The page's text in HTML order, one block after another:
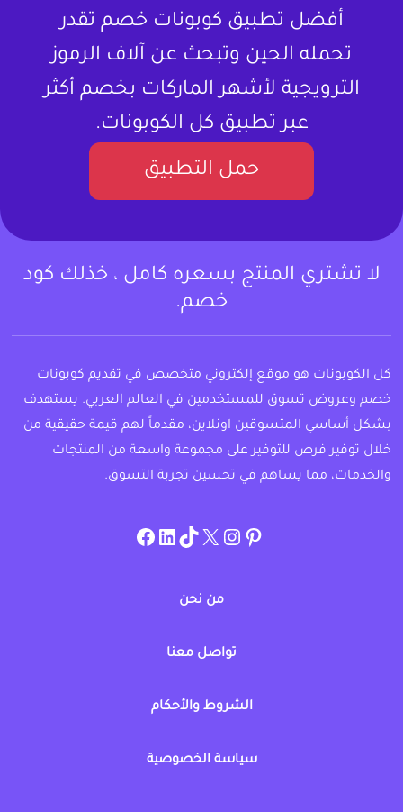
أفضل تطبيق كوبونات خصم تقدر
تحمله الحين وتبحث عن آلاف الرموز
الترويجية لأشهر الماركات بخصم أكثر
عبر تطبيق كل الكوبونات.
حمل التطبيق
لا تشتري المنتج بسعره كامل ، خذلك كود
خصم.
كل الكوبونات هو موقع إلكتروني متخصص في تقديم كوبونات
خصم وعروض تسوق للمستخدمين في العالم العربي. يستهدف
بشكل أساسي المتسوقين اونلاين، مقدماً لهم قيمة حقيقية من
خلال توفير فرص للتوفير على مجموعة واسعة من المنتجات
والخدمات، مما يساهم في تحسين تجربة التسوق.
pinterest
allcouponat
twitter
TikTok
linkedin
facebook
من نحن
تواصل معنا
الشروط والأحكام
سياسة الخصوصية